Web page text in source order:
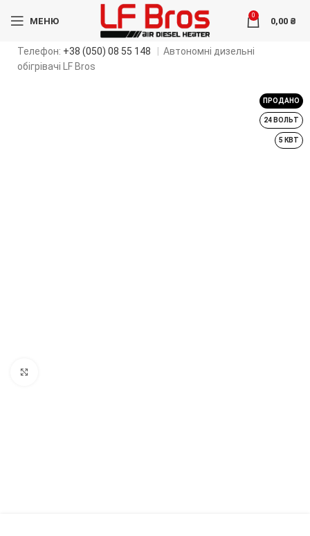
МЕНЮ
0
0,00 ₴
Телефон: +38 (050) 08 55 148
Автономні дизельні
обігрівачі LF Bros
ПРОДАНО
24 ВОЛЬТ
5 КВТ